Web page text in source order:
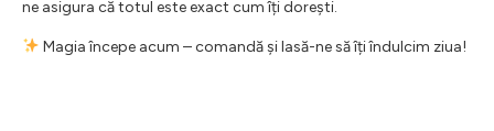
ne asigura că totul este exact cum îți dorești.
Magia începe acum – comandă și lasă-ne să îți îndulcim ziua!